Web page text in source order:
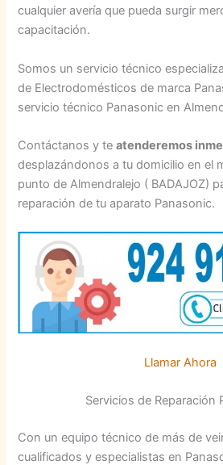
cualquier avería que pueda surgir
capacitación.
Somos un servicio técnico
de Electrodomésticos de marca
servicio técnico Panasonic en
Contáctanos y teatenderemos
desplazándonos a tu domicilio en el
punto de Almendralejo ( BADAJOZ)
reparación de tu aparato Panasonic.
Llamar Ahora
Servicios de Reparación
Con un equipo técnico de más de
cualificados y especialistas en